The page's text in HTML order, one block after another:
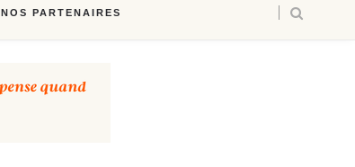
NOS PARTENAIRES